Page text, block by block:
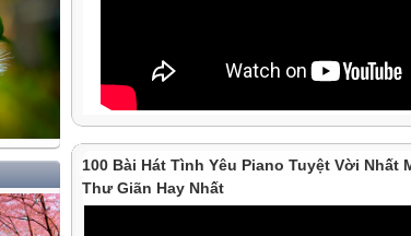
100 Bài Hát Tình Yêu Piano Tuyệt Vời
Thư Giãn Hay Nhất